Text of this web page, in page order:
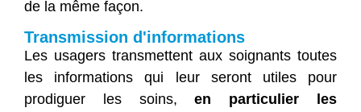
de la même façon.
Transmission d'informations
Les usagers transmettent aux soignants toutes
les informations qui leur seront utiles pour
prodiguer les soins,en particulier les